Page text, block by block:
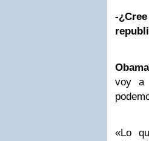
-
Obama
voy a
«Lo